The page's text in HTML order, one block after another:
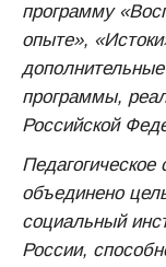
программу
опыте»,
программы,
Российской
объединено
социальный
России,